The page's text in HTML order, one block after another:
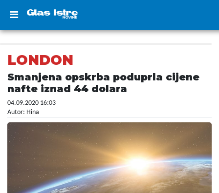
LONDON
Smanjena opskrba poduprla cijene
nafte iznad 44 dolara
04.09.2020 16:03
Autor: Hina